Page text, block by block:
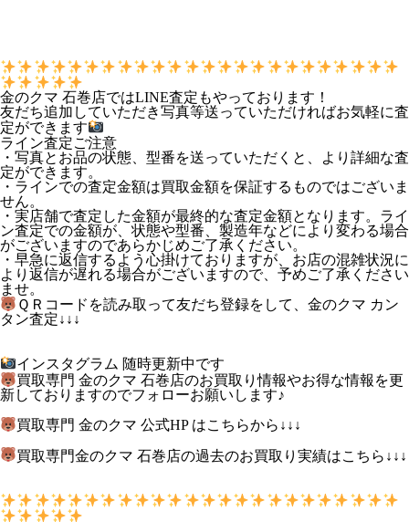
金のクマ 石巻店ではLINE査定もやっております！
友だち追加していただき写真等送っていただければお気軽に査
定ができます
ライン査定ご注意
・写真とお品の状態、型番を送っていただくと、より詳細な査
定ができます。
・ラインでの査定金額は買取金額を保証するものではございま
せん。
・実店舗で査定した金額が最終的な査定金額となります。ライ
ン査定での金額が、状態や型番、製造年などにより変わる場合
がございますのであらかじめご了承ください。
・早急に返信するよう心掛けておりますが、お店の混雑状況に
より返信が遅れる場合がございますので、予めご了承ください
ませ。
ＱＲコードを読み取って友だち登録をして、金のクマ カン
タン査定↓↓↓
インスタグラム 随時更新中です
買取専門 金のクマ 石巻店のお買取り情報やお得な情報を更
新しておりますのでフォローお願いします♪
買取専門 金のクマ 公式HP はこちらから↓↓↓
買取専門金のクマ 石巻店の過去のお買取り実績はこちら↓↓↓